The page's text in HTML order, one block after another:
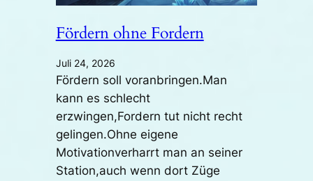
Fördern ohne Fordern
Juli 24, 2026
Fördern soll voranbringen.Man
kann es schlecht
erzwingen,Fordern tut nicht recht
gelingen.Ohne eigene
Motivationverharrt man an seiner
Station,auch wenn dort Züge